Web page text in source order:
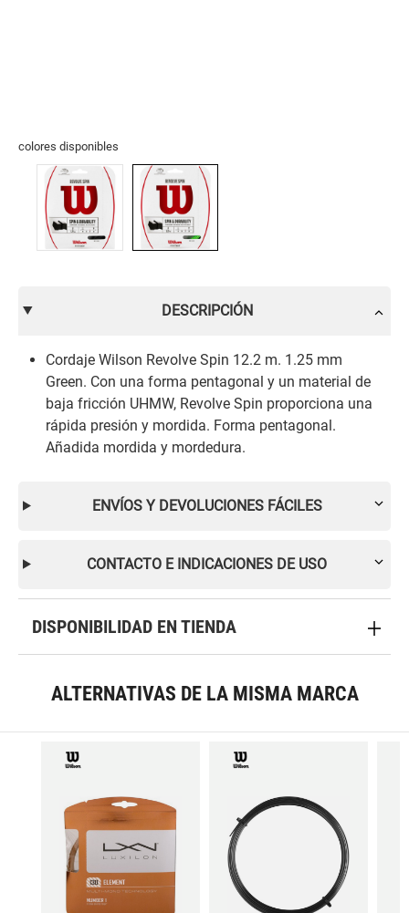
colores disponibles
DESCRIPCIÓN
Cordaje Wilson Revolve Spin 12.2 m. 1.25 mm
Green. Con una forma pentagonal y un material de
baja fricción UHMW, Revolve Spin proporciona una
rápida presión y mordida. Forma pentagonal.
Añadida mordida y mordedura.
ENVÍOS Y DEVOLUCIONES FÁCILES
CONTACTO E INDICACIONES DE USO
DISPONIBILIDAD EN TIENDA
ALTERNATIVAS DE LA MISMA MARCA